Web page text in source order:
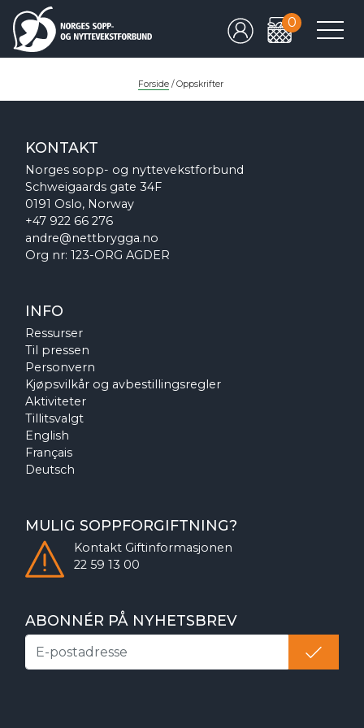
0
Forside / Oppskrifter
KONTAKT
Norges sopp- og nyttevekstforbund
Schweigaards gate 34F
0191 Oslo, Norway
+47 922 66 276
andre@nettbrygga.no
Org nr: 123-ORG AGDER
INFO
Ressurser
Til pressen
Personvern
Kjøpsvilkår og avbestillingsregler
Aktiviteter
Tillitsvalgt
English
Français
Deutsch
MULIG SOPPFORGIFTNING?
Kontakt Giftinformasjonen
22 59 13 00
ABONNÉR PÅ NYHETSBREV